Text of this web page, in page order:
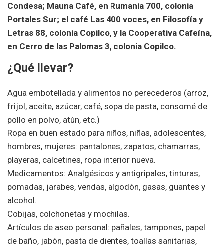
Condesa; Mauna Café, en Rumania 700, colonia
Portales Sur; el café Las 400 voces, en Filosofía y
Letras 88, colonia Copilco, y la Cooperativa Cafeína,
en Cerro de las Palomas 3, colonia Copilco.
¿Qué llevar?
Agua embotellada y alimentos no perecederos (arroz,
frijol, aceite, azúcar, café, sopa de pasta, consomé de
pollo en polvo, atún, etc.)
Ropa en buen estado para niños, niñas, adolescentes,
hombres, mujeres: pantalones, zapatos, chamarras,
playeras, calcetines, ropa interior nueva.
Medicamentos: Analgésicos y antigripales, tinturas,
pomadas, jarabes, vendas, algodón, gasas, guantes y
alcohol.
Cobijas, colchonetas y mochilas.
Artículos de aseo personal: pañales, tampones, papel
de baño, jabón, pasta de dientes, toallas sanitarias,